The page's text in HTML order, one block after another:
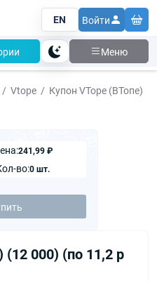
EN Войти
Тема Меню
Vtope
Купон VTope (ВТопе)
241,99 ₽
во:0 шт.
(12 000) (по 11,2 р